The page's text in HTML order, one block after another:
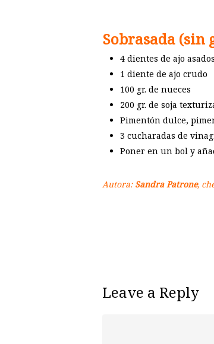
Sobrasada (sin
4 dientes de ajo asados
1 diente de ajo crudo
100 gr. de nueces
200 gr. de soja
Pimentón dulce,
3 cucharadas de
Poner en un bol y
Autora: Sandra Patrone,
Leave a Reply